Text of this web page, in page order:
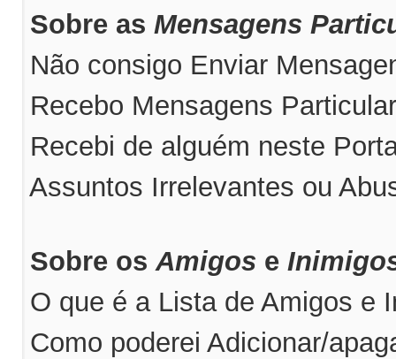
Sobre as Mensagens
Não consigo Enviar
Recebo Mensagens
Recebi de alguém neste
Assuntos Irrelevantes ou
Sobre osAmigos e
O que é a Lista de Amigos e
Como poderei Adicionar/